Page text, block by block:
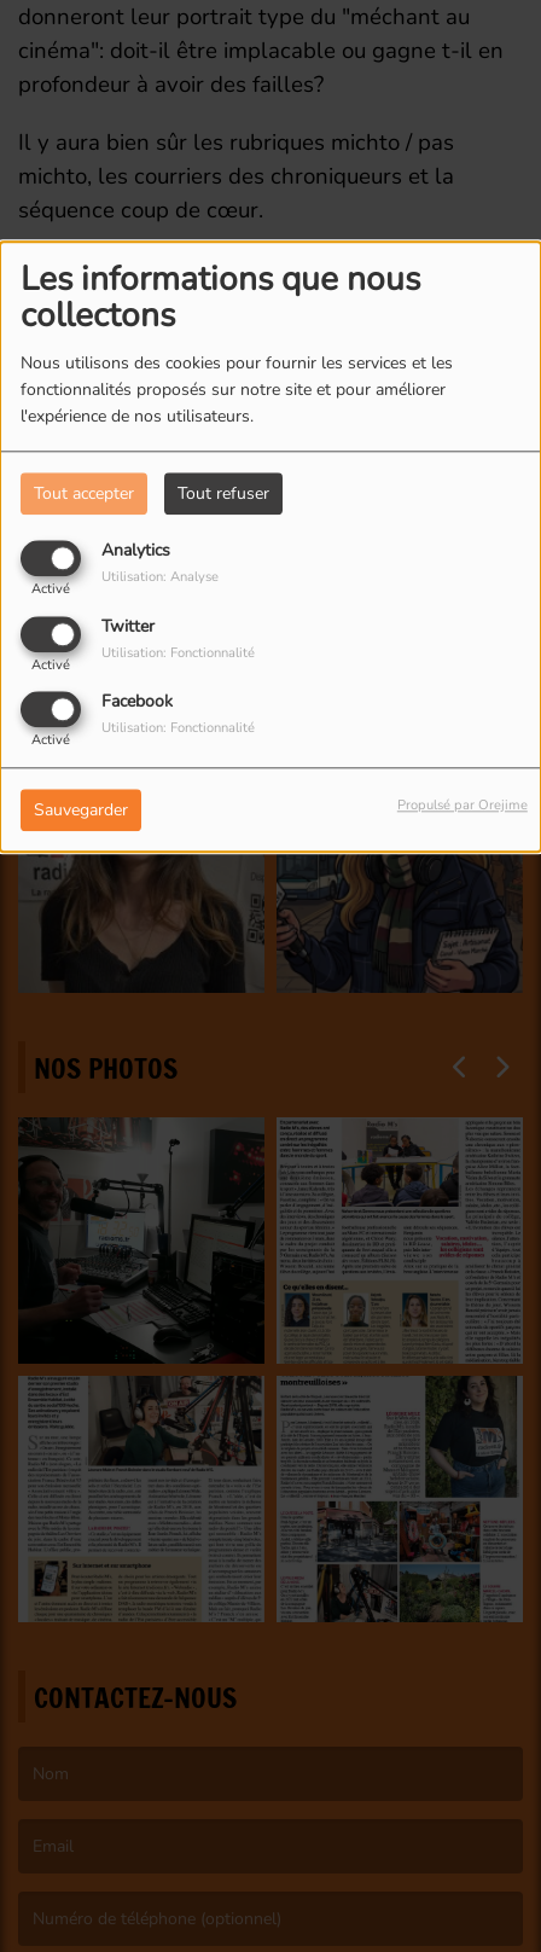
Les informations que nous
collectons
Nous utilisons des cookies pour fournir les services et les
fonctionnalités proposés sur notre site et pour améliorer
l'expérience de nos utilisateurs.
Tout accepter Tout refuser
Analytics
Activé
Utilisation: Analyse
Twitter
Activé
Utilisation: Fonctionnalité
Facebook
Activé
Utilisation: Fonctionnalité
Sauvegarder Propulsé par Orejime
donneront leur portrait type du "méchant au
cinéma": doit-il être implacable ou gagne t-il en
profondeur à avoir des failles?
Il y aura bien sûr les rubriques michto / pas
michto, les courriers des chroniqueurs et la
séquence coup de cœur.
L'ÉQUIPE DE RADIO M'S
NOS PHOTOS
CONTACTEZ-NOUS